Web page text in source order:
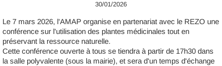
30/01/2026
Le 7 mars 2026, l'AMAP organise en partenariat avec le REZO une
conférence sur l'utilisation des plantes médicinales tout en
préservant la ressource naturelle.
Cette conférence ouverte à tous se tiendra à partir de 17h30 dans
la salle polyvalente (sous la mairie), et sera d'un temps d'échange